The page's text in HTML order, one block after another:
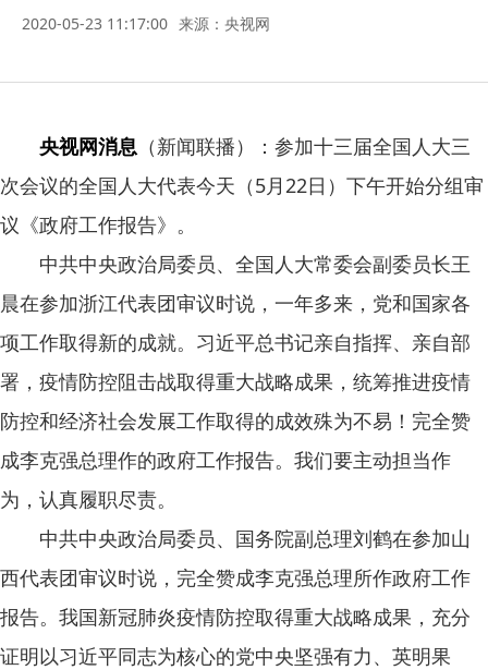
2020-05-23 11:17:00 来源：央视网
央视网消息 （新闻联播）：参加十三届全国人大三
次会议的全国人大代表今天（5月22日）下午开始分组审
议《政府工作报告》。
中共中央政治局委员、全国人大常委会副委员长王
晨在参加浙江代表团审议时说，一年多来，党和国家各
项工作取得新的成就。习近平总书记亲自指挥、亲自部
署，疫情防控阻击战取得重大战略成果，统筹推进疫情
防控和经济社会发展工作取得的成效殊为不易！完全赞
成李克强总理作的政府工作报告。我们要主动担当作
为，认真履职尽责。
中共中央政治局委员、国务院副总理刘鹤在参加山
西代表团审议时说，完全赞成李克强总理所作政府工作
报告。我国新冠肺炎疫情防控取得重大战略成果，充分
证明以习近平同志为核心的党中央坚强有力、英明果